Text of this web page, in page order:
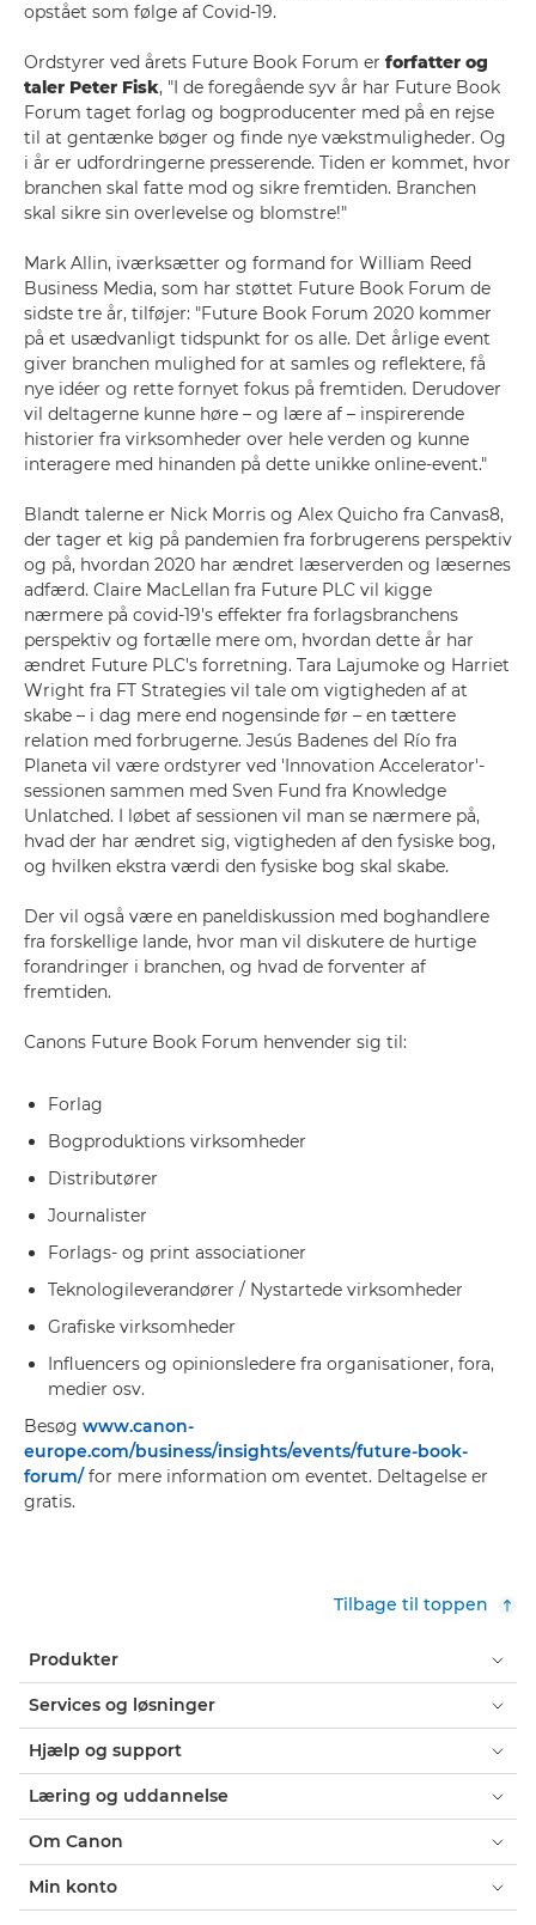
opstået som følge af Covid-19.
Ordstyrer ved årets Future Book Forum er forfatter og
taler Peter Fisk, "I de foregående syv år har Future Book
Forum taget forlag og bogproducenter med på en rejse
til at gentænke bøger og finde nye vækstmuligheder. Og
i år er udfordringerne presserende. Tiden er kommet, hvor
branchen skal fatte mod og sikre fremtiden. Branchen
skal sikre sin overlevelse og blomstre!"
Mark Allin, iværksætter og formand for William Reed
Business Media, som har støttet Future Book Forum de
sidste tre år, tilføjer: "Future Book Forum 2020 kommer
på et usædvanligt tidspunkt for os alle. Det årlige event
giver branchen mulighed for at samles og reflektere, få
nye idéer og rette fornyet fokus på fremtiden. Derudover
vil deltagerne kunne høre – og lære af – inspirerende
historier fra virksomheder over hele verden og kunne
interagere med hinanden på dette unikke online-event."
Blandt talerne er Nick Morris og Alex Quicho fra Canvas8,
der tager et kig på pandemien fra forbrugerens perspektiv
og på, hvordan 2020 har ændret læserverden og læsernes
adfærd. Claire MacLellan fra Future PLC vil kigge
nærmere på covid-19's effekter fra forlagsbranchens
perspektiv og fortælle mere om, hvordan dette år har
ændret Future PLC's forretning. Tara Lajumoke og Harriet
Wright fra FT Strategies vil tale om vigtigheden af at
skabe – i dag mere end nogensinde før – en tættere
relation med forbrugerne. Jesús Badenes del Río fra
Planeta vil være ordstyrer ved 'Innovation Accelerator'-
sessionen sammen med Sven Fund fra Knowledge
Unlatched. I løbet af sessionen vil man se nærmere på,
hvad der har ændret sig, vigtigheden af den fysiske bog,
og hvilken ekstra værdi den fysiske bog skal skabe.
Der vil også være en paneldiskussion med boghandlere
fra forskellige lande, hvor man vil diskutere de hurtige
forandringer i branchen, og hvad de forventer af
fremtiden.
Canons Future Book Forum henvender sig til:
Forlag
Bogproduktions virksomheder
Distributører
Journalister
Forlags- og print associationer
Teknologileverandører / Nystartede virksomheder
Grafiske virksomheder
Influencers og opinionsledere fra organisationer, fora,
medier osv.
Besøg www.canon-
europe.com/business/insights/events/future-book-
forum/for mere information om eventet. Deltagelse er
gratis.
Tilbage til toppen
Produkter
Services og løsninger
Hjælp og support
Læring og uddannelse
Om Canon
Min konto